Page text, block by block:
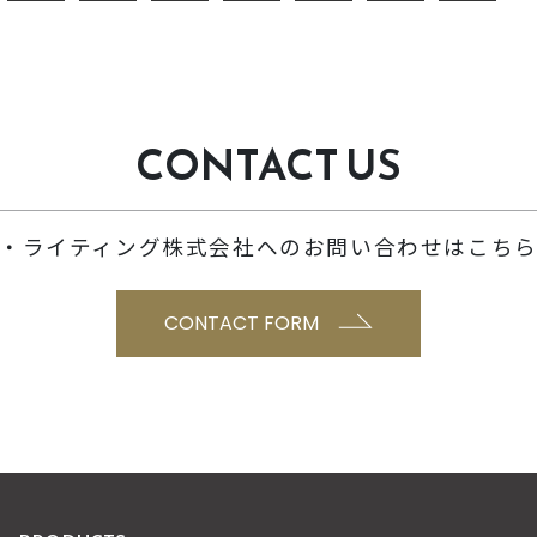
CONTACT US
ライティング株式会社へのお問い合わせはこち
CONTACT FORM